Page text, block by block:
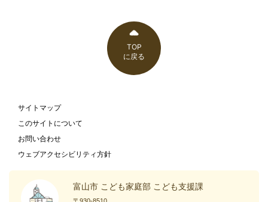
TOP
に戻る
サイトマップ
このサイトについて
お問い合わせ
ウェブアクセシビリティ方針
富山市 こども家庭部 こども支援課